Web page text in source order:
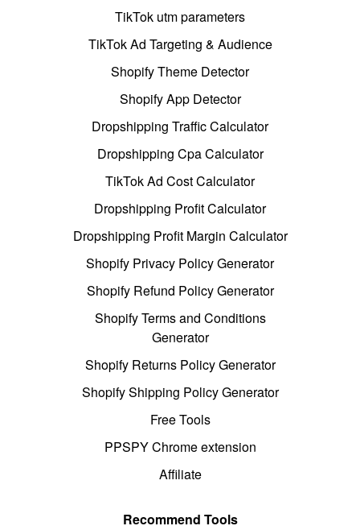
TikTok utm parameters
TikTok Ad Targeting & Audience
Shopify Theme Detector
Shopify App Detector
Dropshipping Traffic Calculator
Dropshipping Cpa Calculator
TikTok Ad Cost Calculator
Dropshipping Profit Calculator
Dropshipping Profit Margin Calculator
Shopify Privacy Policy Generator
Shopify Refund Policy Generator
Shopify Terms and Conditions
Generator
Shopify Returns Policy Generator
Shopify Shipping Policy Generator
Free Tools
PPSPY Chrome extension
Affiliate
Recommend Tools